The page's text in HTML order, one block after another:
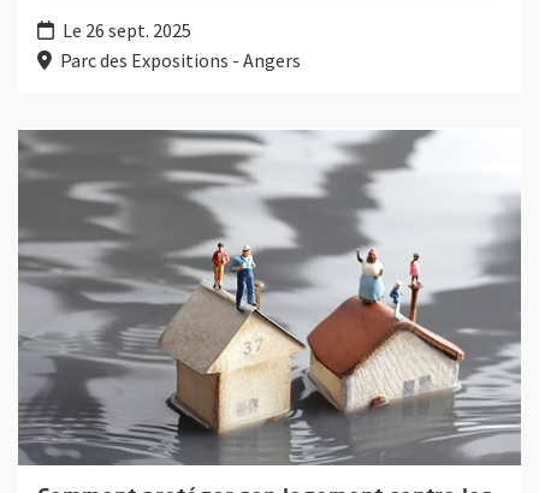
Le 26 sept. 2025
Parc des Expositions - Angers
Plus d'information sur l'évènement : Comment protéger son